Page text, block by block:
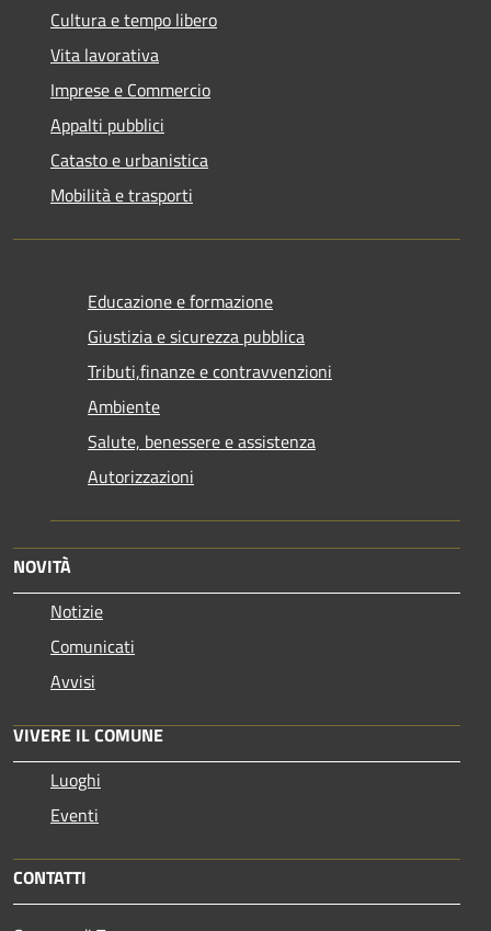
Cultura e tempo libero
Vita lavorativa
Imprese e Commercio
Appalti pubblici
Catasto e urbanistica
Mobilità e trasporti
Educazione e formazione
Giustizia e sicurezza pubblica
Tributi,finanze e contravvenzioni
Ambiente
Salute, benessere e assistenza
Autorizzazioni
NOVITÀ
Notizie
Comunicati
Avvisi
VIVERE IL COMUNE
Luoghi
Eventi
CONTATTI